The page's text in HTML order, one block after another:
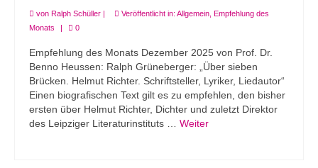
von Ralph Schüller | Veröffentlicht in: Allgemein Empfehlung des
Monats
| 0
Empfehlung des Monats Dezember 2025 von Prof. Dr.
Benno Heussen: Ralph Grüneberger: „Über sieben
Brücken. Helmut Richter. Schriftsteller, Lyriker, Liedautor“
Einen biografischen Text gilt es zu empfehlen, den bisher
ersten über Helmut Richter, Dichter und zuletzt Direktor
des Leipziger Literaturinstituts … Weiter